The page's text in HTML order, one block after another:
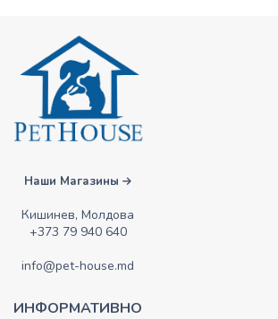
Наши Магазины
Кишинев, Молдова
+373 79 940 640
info@pet-house.md
ИНФОРМАТИВНО